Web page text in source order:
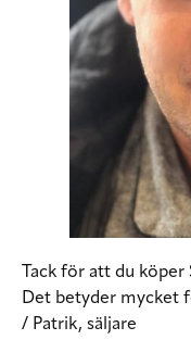
Tack för att du
Det betyder mycket
/ Patrik, säljare